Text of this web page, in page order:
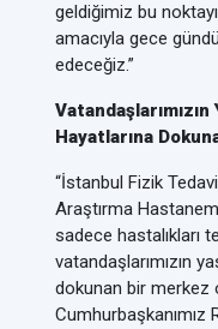
geldiğimiz bu
amacıyla gece
edeceğiz.”
Hayatlarına
“İstanbul Fizik
Araştırma
sadece hastalıkları
vatandaşlarımızın
dokunan bir merkez
Cumhurbaşkanımız